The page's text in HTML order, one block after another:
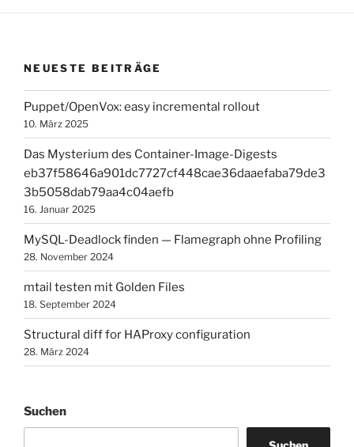
NEUESTE BEITRÄGE
Puppet/OpenVox: easy incremental rollout
10. März 2025
Das Mysterium des Container-Image-Digests
eb37f58646a901dc7727cf448cae36daaefaba79de3
3b5058dab79aa4c04aefb
16. Januar 2025
MySQL-Deadlock finden — Flamegraph ohne Profiling
28. November 2024
mtail testen mit Golden Files
18. September 2024
Structural diff for HAProxy configuration
28. März 2024
Suchen